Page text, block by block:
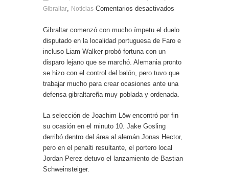
El Ministro Principal da la bienvenida a la nueva
Gibraltar, Noticias Comentarios desactivados
Gibraltar comenzó con mucho ímpetu el duelo
disputado en la localidad portuguesa de Faro e
incluso Liam Walker probó fortuna con un
disparo lejano que se marchó. Alemania pronto
se hizo con el control del balón, pero tuvo que
trabajar mucho para crear ocasiones ante una
defensa gibraltareña muy poblada y ordenada.
La selección de Joachim Löw encontró por fin
su ocasión en el minuto 10. Jake Gosling
derribó dentro del área al alemán Jonas Hector,
pero en el penalti resultante, el portero local
Jordan Perez detuvo el lanzamiento de Bastian
Schweinsteiger.